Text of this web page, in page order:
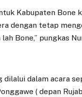
Kabupaten Bone
dengan tetap
Bone,” pungkas
dilalui dalam acara
( depan